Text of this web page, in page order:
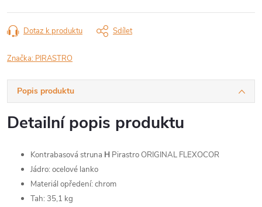
Dotaz k produktu Sdílet
Značka: PIRASTRO
Popis produktu
Detailní popis produktu
Kontrabasová struna H Pirastro ORIGINAL FLEXOCOR
Jádro: ocelové lanko
Materiál opředení: chrom
Tah: 35,1 kg